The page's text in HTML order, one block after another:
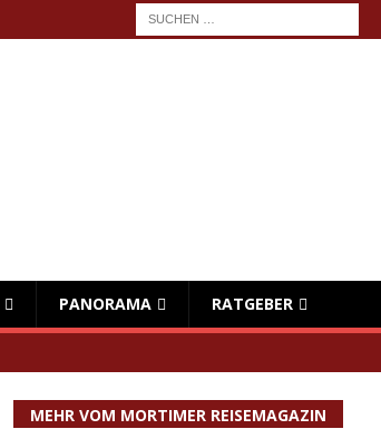
PANORAMA RATGEBER
MEHR VOM MORTIMER REISEMAGAZIN